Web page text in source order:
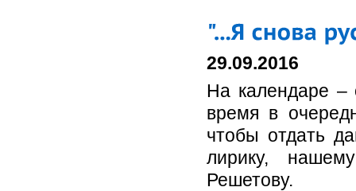
29.09.2016
На календаре –
время в
чтобы отдать
лирику,
Решетову.